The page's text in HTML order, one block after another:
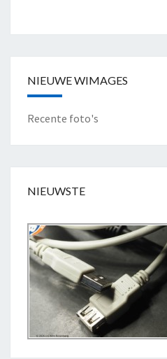
E
R
NIEUWE WIMAGES
Recente foto's
NIEUWSTE